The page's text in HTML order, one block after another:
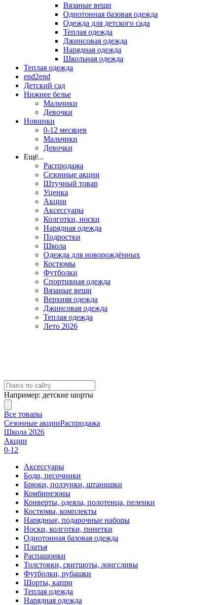
Вязаные вещи
Однотонная базовая одежда
Одежда для детского сада
Теплая одежда
Джинсовая одежда
Нарядная одежда
Школьная одежда
Теплая одежда
end2end
Детский сад
Нижнее белье
Мальчики
Девочки
Новинки
0-12 месяцев
Мальчики
Девочки
Ещё...
Распродажа
Сезонные акции
Штучный товар
Уценка
Акции
Аксессуары
Колготки, носки
Нарядная одежда
Подростки
Школа
Одежда для новорождённых
Костюмы
Футболки
Спортивная одежда
Вязаные вещи
Верхняя одежда
Джинсовая одежда
Теплая одежда
Лето 2026
Например: детские шорты
Все товары
Сезонные акцииРаспродажа
Школа 2026
Акции
0-12
Аксессуары
Боди, песочники
Брюки, ползунки, штанишки
Комбинезоны
Конверты, одеяла, полотенца, пеленки
Костюмы, комплекты
Нарядные, подарочные наборы
Носки, колготки, пинетки
Однотонная базовая одежда
Платья
Распашонки
Толстовки, свитшоты, лонгсливы
Футболки, рубашки
Шорты, капри
Теплая одежда
Нарядная одежда